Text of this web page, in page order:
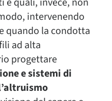
intervenendo
quando la condotta
ad alta
progettare
e sistemi di